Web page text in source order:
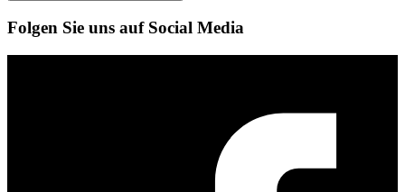
Folgen Sie uns auf Social Media